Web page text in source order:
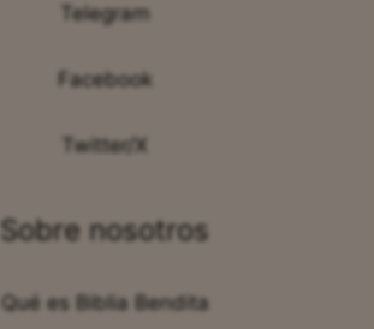
Telegram
Facebook
Twitter/X
Sobre nosotros
Qué es Biblia Bendita